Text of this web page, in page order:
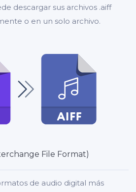
descargar sus archivos .aiff
o en un solo archivo.
File Format)
de audio digital más